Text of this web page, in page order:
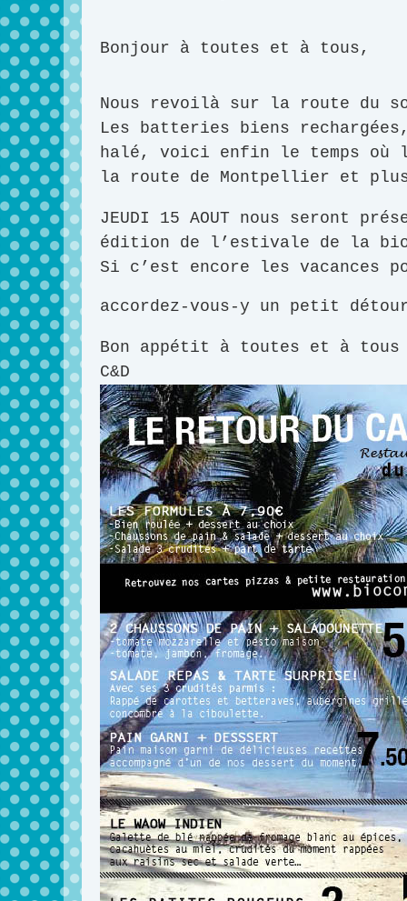
Bonjour à toutes et à tous,
Nous revoilà sur la route du
Les batteries biens
halé, voici enfin le temps où
la route de Montpellier et plus
JEUDI 15 AOUT nous seront
édition de l’estivale de la bio
Si c’est encore les vacances
accordez-vous-y un petit
Bon appétit à toutes et à tous
C&D